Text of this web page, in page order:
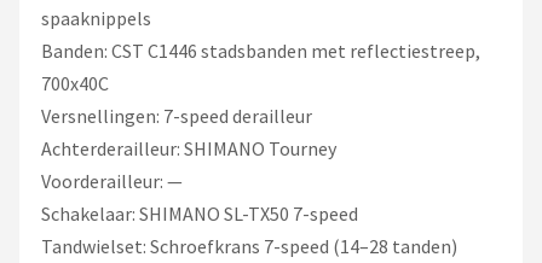
spaaknippels
Banden: CST C1446 stadsbanden met reflectiestreep,
700x40C
Versnellingen: 7-speed derailleur
Achterderailleur: SHIMANO Tourney
Voorderailleur: —
Schakelaar: SHIMANO SL-TX50 7-speed
Tandwielset: Schroefkrans 7-speed (14–28 tanden)